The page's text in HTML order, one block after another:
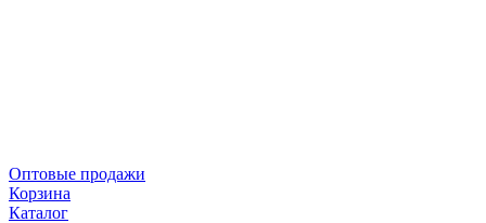
Оптовые продажи
Корзина
Каталог